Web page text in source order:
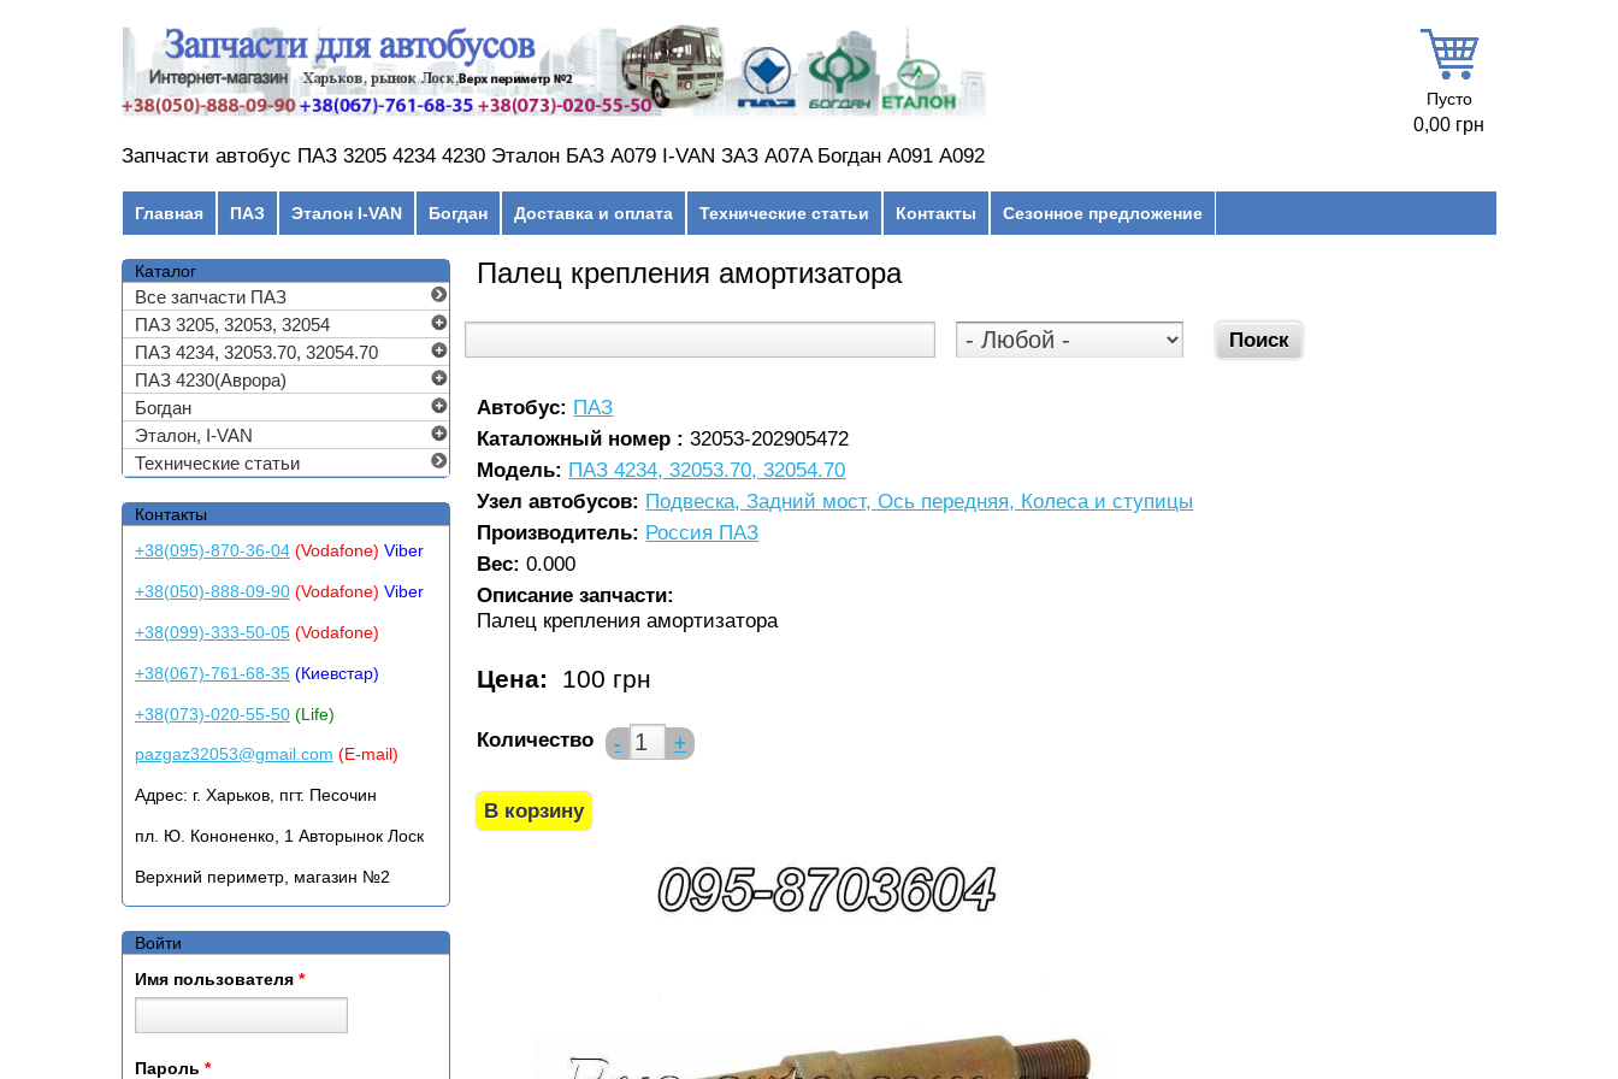
Пусто
0,00 грн
Запчасти автобус ПАЗ 3205 4234 4230 Эталон БАЗ А079 I-VAN ЗАЗ A07A Богдан А091 А092
Главная ПАЗ Эталон I-VAN Богдан Доставка и оплата Технические статьи Контакты Сезонное предложение
Палец крепления амортизатора
Автобус: ПАЗ
Каталожный номер :32053-202905472
Модель: ПАЗ 4234, 32053.70, 32054.70
Узел автобусов: Подвеска, Задний мост, Ось передняя, Колеса и ступицы
Производитель: Россия ПАЗ
Вес:0.000
Описание запчасти:
Палец крепления амортизатора
Цена: 100 грн
Количество - +
Каталог
Все запчасти ПАЗ
ПАЗ 3205, 32053, 32054
ПАЗ 4234, 32053.70, 32054.70
ПАЗ 4230(Аврора)
Богдан
Эталон, I-VAN
Технические статьи
Контакты
+38(095)-870-36-04(Vodafone) Viber
+38(050)-888-09-90(Vodafone) Viber
+38(099)-333-50-05(Vodafone)
+38(067)-761-68-35(Киевстар)
+38(073)-020-55-50(Life)
pazgaz32053@gmail.com (E-mail)
Адрес: г. Харьков, пгт. Песочин
пл. Ю. Кононенко, 1 Авторынок Лоск
Верхний периметр, магазин №2
Войти
Имя пользователя *
Пароль *